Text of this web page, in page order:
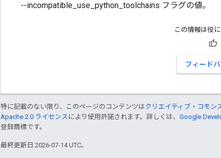
--incompatible_use_python_toolchains フラグの値。
この情報は役
フィード
特に記載のない限り、このページのコンテンツはクリエイティブ・コモン
Apache 2.0 ライセンス により使用許諾されます。詳しくは、 Google
登録商標です。
最終更新日 2026-07-14 UTC。